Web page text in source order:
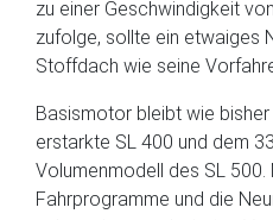
zu einer Geschwindigkeit
zufolge, sollte ein etwaiges
Stoffdach wie seine
Basismotor bleibt wie
erstarkte SL 400 und dem
Volumenmodell des SL 500.
Fahrprogramme und die